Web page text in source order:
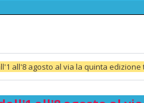
all'8 agosto al via la quinta